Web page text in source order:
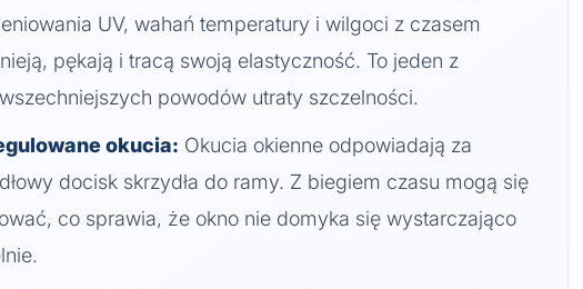
UV, wahań temperatury i wilgoci z czasem
pękają i tracą swoją elastyczność. To jeden z
powodów utraty szczelności.
okucia: Okucia okienne odpowiadają za
docisk skrzydła do ramy. Z biegiem czasu mogą się
co sprawia, że okno nie domyka się wystarczająco